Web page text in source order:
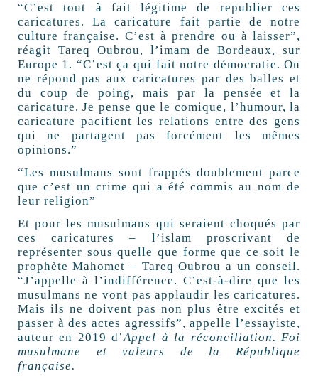
“C’est tout à fait légitime de republier ces
caricatures. La caricature fait partie de notre
culture française. C’est à prendre ou à laisser”,
réagit Tareq Oubrou, l’imam de Bordeaux, sur
Europe 1. “C’est ça qui fait notre démocratie. On
ne répond pas aux caricatures par des balles et
du coup de poing, mais par la pensée et la
caricature. Je pense que le comique, l’humour, la
caricature pacifient les relations entre des gens
qui ne partagent pas forcément les mêmes
opinions.”
“Les musulmans sont frappés doublement parce
que c’est un crime qui a été commis au nom de
leur religion”
Et pour les musulmans qui seraient choqués par
ces caricatures – l’islam proscrivant de
représenter sous quelle que forme que ce soit le
prophète Mahomet – Tareq Oubrou a un conseil.
“J’appelle à l’indifférence. C’est-à-dire que les
musulmans ne vont pas applaudir les caricatures.
Mais ils ne doivent pas non plus être excités et
passer à des actes agressifs”, appelle l’essayiste,
auteur en 2019 d’Appel à la réconciliation. Foi
musulmane et valeurs de la République
française.